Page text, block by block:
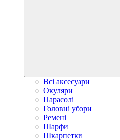
Всі аксесуари
Окуляри
Парасолі
Головні убори
Ремені
Шарфи
Шкарпетки